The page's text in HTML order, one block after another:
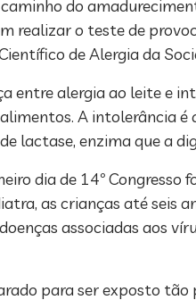
do
realizar o teste de
de Alergia da
entre alergia ao leite e
A intolerância
lactase, enzima que a
dia de 14º Congresso
as crianças até seis
associadas aos
para ser exposto